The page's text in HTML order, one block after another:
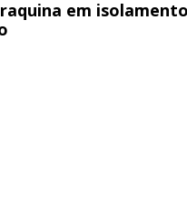
em isolamento